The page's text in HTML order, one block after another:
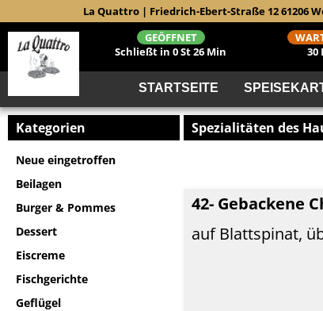
La Quattro | Friedrich-Ebert-Straße 12 61206
GEÖFFNET
Schließt in 0 St 26 Min
30
STARTSEITE
Kategorien
Neue eingetroffen
Beilagen
Burger & Pommes
Dessert
Eiscreme
Fischgerichte
Geflügel
Spezialitäten des
42- Gebackene
auf Blattspinat,